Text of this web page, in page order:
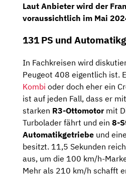
Laut Anbieter wird der
voraussichtlich im Mai
131 PS und
In Fachkreisen wird
Peugeot 408 eigentlich ist.
Kombi oder doch eher ein
ist auf jeden Fall, dass er
starken R3-Ottomotormit
Turbolader fährt und ein 8-
Automatikgetriebe und
besitzt. 11,5 Sekunden
aus, um die 100 km/h-
Mehr als 210 km/h schafft